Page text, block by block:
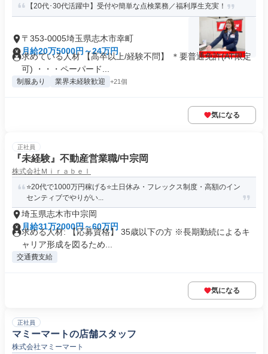
【20代･30代活躍中】受付や簡単な点検業務／福利厚生充実！
〒353-0005埼玉県志木市幸町
月給20万5000円～24万円
求めている人材 【高卒以上/経験不問】 ＊要普通免許(AT限定
可) ・・・ペーパード...
制服あり 業界未経験歓迎 +21個
気になる
正社員
『未経験』不動産営業職/中宗岡
株式会社Ｍｉｒａｂｅｌ
⭐️20代で1000万円稼げる⭐️土日休み・フレックス制度・高額のイン
センティブでやりがい...
埼玉県志木市中宗岡
月給31万2000円～60万円
求める人材: 【応募資格】 35歳以下の方 ※長期勤続によるキ
ャリア形成を図るため...
交通費支給
気になる
正社員
マミーマートの店舗スタッフ
株式会社マミーマート